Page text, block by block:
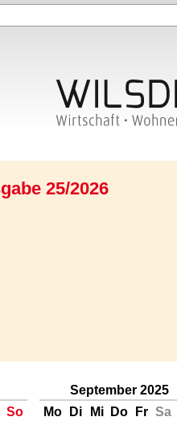
25/2026
So
September 2025
Mo
Di Mi Do Fr Sa